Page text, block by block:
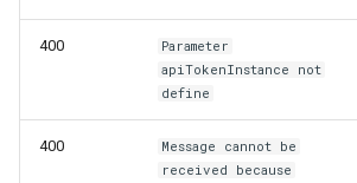
400
Parameter
apiTokenInstance not
define
400
Message cannot be
received because